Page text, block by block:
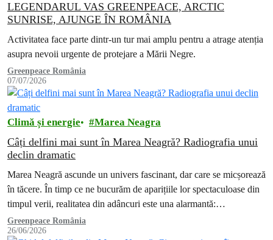
LEGENDARUL VAS GREENPEACE, ARCTIC
SUNRISE, AJUNGE ÎN ROMÂNIA
Activitatea face parte dintr-un tur mai amplu pentru a atrage atenția
asupra nevoii urgente de protejare a Mării Negre.
Greenpeace România
07/07/2026
Climă și energie Marea Neagra
Câți delfini mai sunt în Marea Neagră? Radiografia unui
declin dramatic
Marea Neagră ascunde un univers fascinant, dar care se micșorează
în tăcere. În timp ce ne bucurăm de aparițiile lor spectaculoase din
timpul verii, realitatea din adâncuri este una alarmantă:…
Greenpeace România
26/06/2026